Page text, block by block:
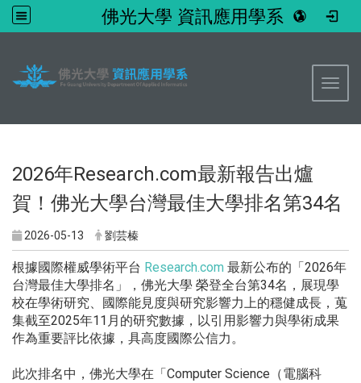
佛光大學 資訊應用學系
2026年Research.com最新報告出爐
賀！佛光大學台灣最佳大學排名第34名
2026-05-13 劉芸榛
根據國際權威學術平台 Research.com 最新公布的「2026年
台灣最佳大學排名」，佛光大學 榮登全台第34名，展現學
校在學術研究、國際能見度與研究影響力上的穩健成長，蒐
集截至2025年11月的研究數據，以引用影響力與學術成果
作為重要評比依據，具高度國際公信力。
此次排名中，佛光大學在「Computer Science（電腦科